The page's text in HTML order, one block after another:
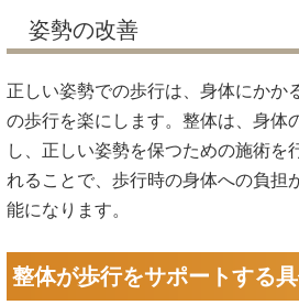
姿勢の改善
正しい姿勢での歩行は、身体にかか
の歩行を楽にします。整体は、身体
し、正しい姿勢を保つための施術を
れることで、歩行時の身体への負担
能になります。
整体が歩行をサポートする